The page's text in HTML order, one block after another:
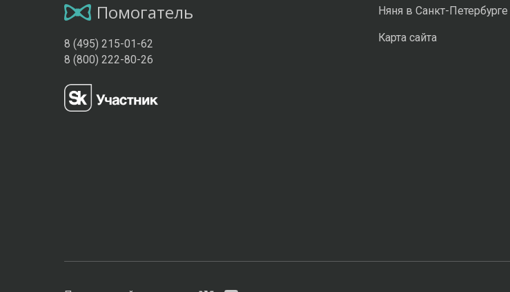
Помогатель
8 (495) 215-01-62
8 (800) 222-80-26
Няня в Санкт-Петербурге
Карта сайта